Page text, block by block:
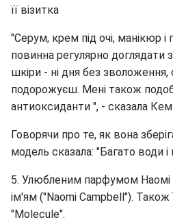
її візитка
"Серум, крем під очі, манікюр
повинна регулярно
шкіри - ні дня без
подорожуєш. Мені також
антиоксиданти ", - сказала
Говорячи про те, як вона
модель сказала: "Багато води і
5. Улюбленим парфумом Наомі
ім'ям ("Naomi Campbell"). Також
"Molecule".